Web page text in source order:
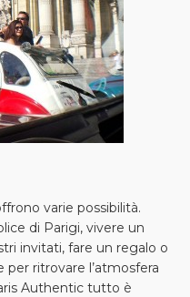
varie possibilità.
di Parigi, vivere un
invitati, fare un regalo o
ritrovare l’atmosfera
Authentic tutto è